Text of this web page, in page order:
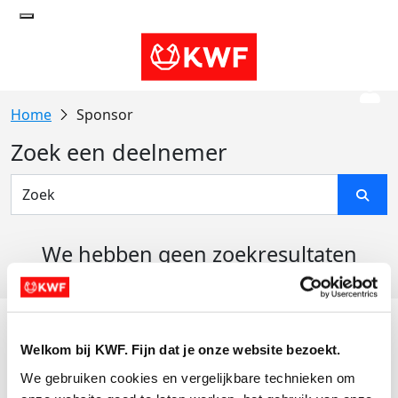
Welkom bij KWF. Fijn dat je onze website bezoekt.
We gebruiken cookies en vergelijkbare technieken om
Sponsor
Zoek een deelnemer
We hebben geen zoekresultaten
Actiematerialen
Evenementen